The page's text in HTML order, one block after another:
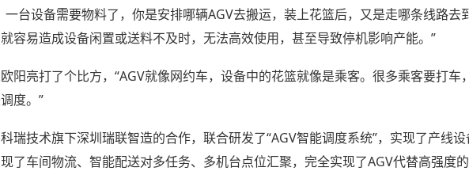
台设备需要物料了，你是安排哪辆AGV去搬运，装上花篮后，又是走哪条线路去
容易造成设备闲置或送料不及时，无法高效使用，甚至导致停机影响产能。”
阳亮打了个比方，“AGV就像网约车，设备中的花篮就像是乘客。很多乘客要打车
度。”
瑞技术旗下深圳瑞联智造的合作，联合研发了“AGV智能调度系统”，实现了产线
了车间物流、智能配送对多任务、多机台点位汇聚，完全实现了AGV代替高强度